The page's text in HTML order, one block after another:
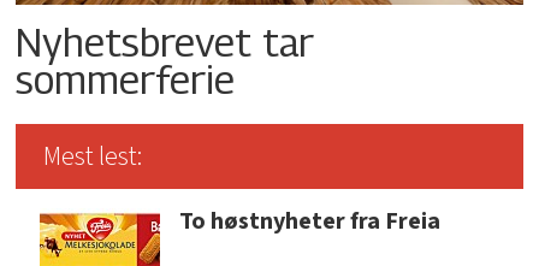
Nyhetsbrevet tar
sommerferie
Mest lest:
To høstnyheter fra Freia